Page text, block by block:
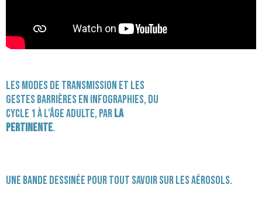
Les modes de transmission et les
gestes barrières en infographies, du
cycle 1 à l’âge adulte, parLa
Pertinente.
Une bande dessinée pour tout savoir sur les aérosols.